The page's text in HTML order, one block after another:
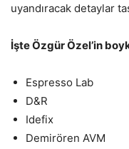
uyandıracak detaylar
İşte Özgür Özel’in
Espresso Lab
D&R
Idefix
Demirören AVM